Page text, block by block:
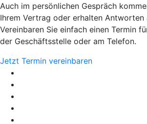
Auch im persönlichen Gespräch
Ihrem Vertrag oder erhalten Antworten
Vereinbaren Sie einfach einen Termin
der Geschäftsstelle oder am Telefon.
Jetzt Termin vereinbaren